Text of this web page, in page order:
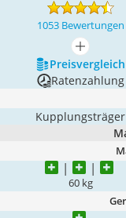
1053 Bewertungen
mehr
Preis­vergleich
Ratenzahlung
Kupplungsträger
60 kg